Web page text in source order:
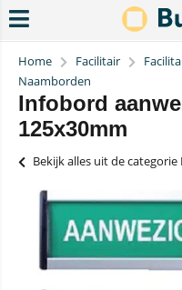
Home Facilitair
Naamborden
Infobord
125x30mm
Bekijk alles uit de